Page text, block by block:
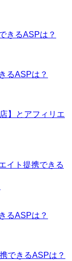
きるASPは？
るASPは？
】とアフィリエ
イト提携できる
るASPは？
できるASPは？